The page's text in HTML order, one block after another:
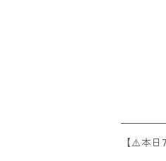
【⚠️本日